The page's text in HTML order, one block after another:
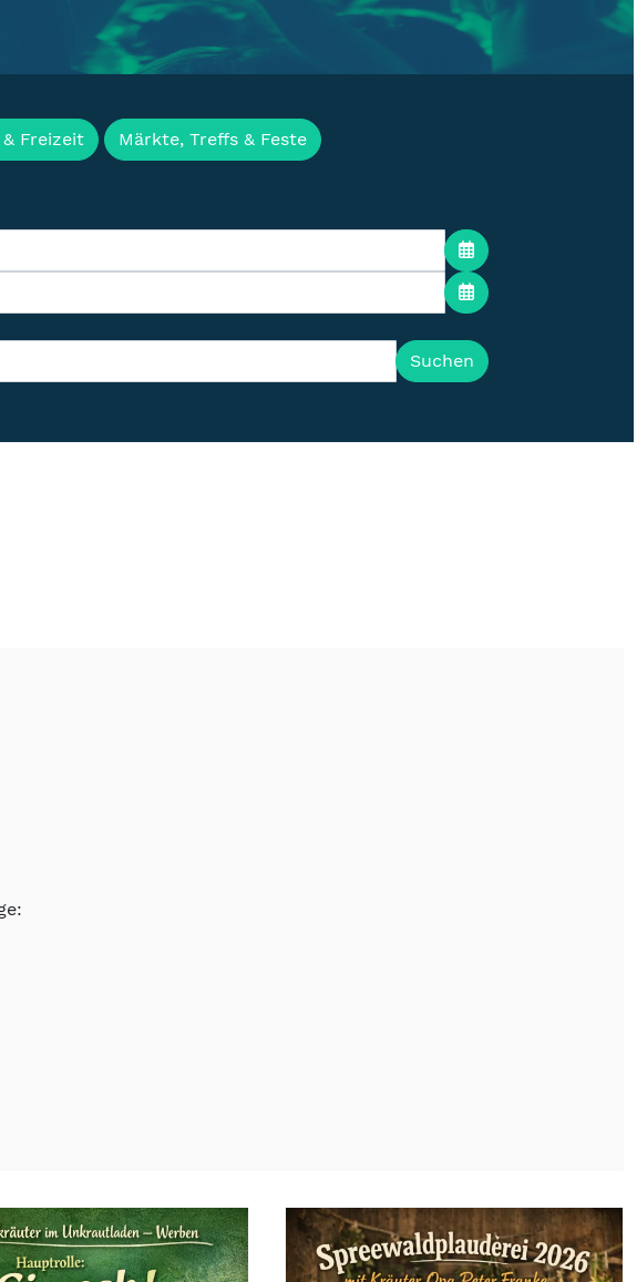
für die Lausitz
Freizeit
Märkte, Treffs & Feste
Suchen